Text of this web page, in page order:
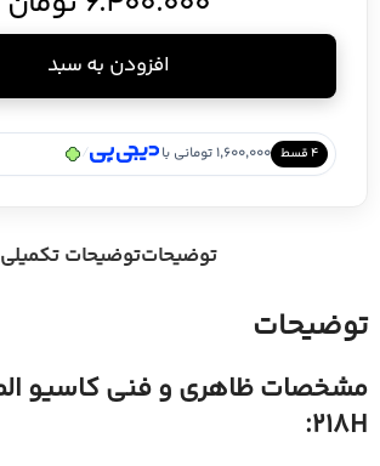
افزودن به سبد
۴ قسط 1,600,000 تومانی با /
توضیحاتتوضیحات تکمیلی
توضیحات
218H: